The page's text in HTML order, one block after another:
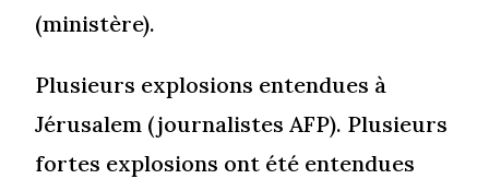
(ministère).
Plusieurs explosions entendues à
Jérusalem (journalistes AFP). Plusieurs
fortes explosions ont été entendues